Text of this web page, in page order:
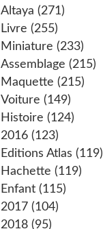
Altaya (271)
Livre (255)
Miniature (233)
Assemblage (215)
Maquette (215)
Voiture (149)
Histoire (124)
2016 (123)
Editions Atlas (119)
Hachette (119)
Enfant (115)
2017 (104)
2018 (95)